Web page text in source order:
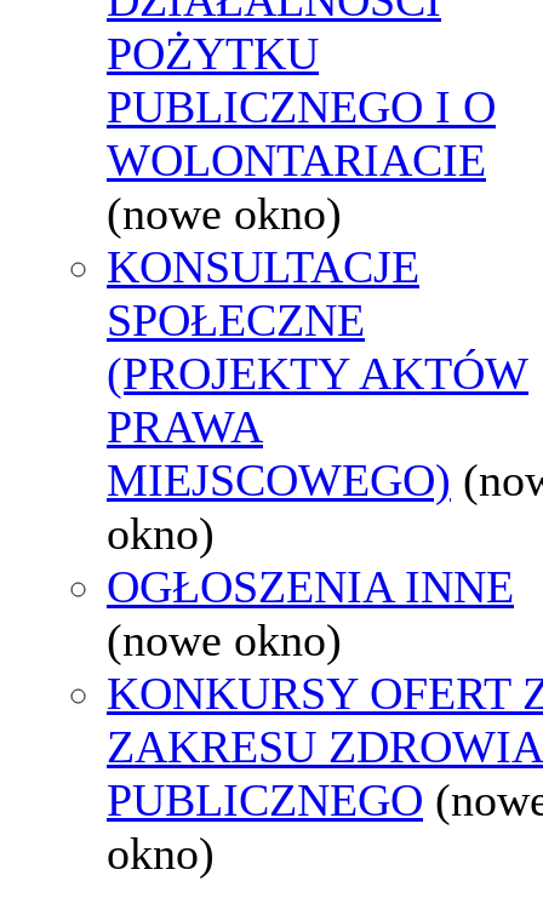
POŻYTKU
PUBLICZNEGO I O
WOLONTARIACIE
(nowe okno)
KONSULTACJE
SPOŁECZNE
(PROJEKTY AKTÓW
PRAWA
MIEJSCOWEGO)
okno)
OGŁOSZENIA INNE
(nowe okno)
KONKURSY OFERT
ZAKRESU ZDROWIA
PUBLICZNEGO
okno)